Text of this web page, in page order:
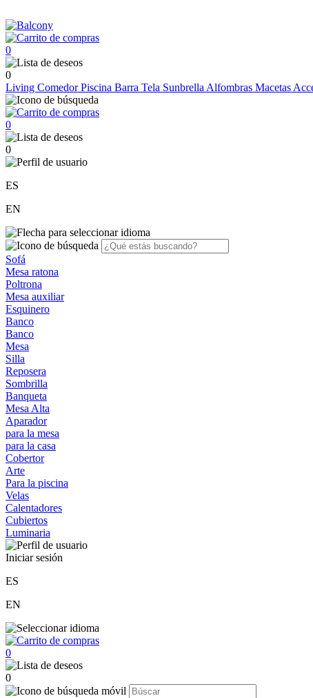
0
0
Living ComedorPiscina Barra Tela Sunbrella Alfombras Macetas
0
0
ES
EN
Sofá
Mesa ratona
Poltrona
Mesa auxiliar
Esquinero
Banco
Banco
Mesa
Silla
Reposera
Sombrilla
Banqueta
Mesa Alta
Aparador
para la mesa
para la casa
Cobertor
Arte
Para la piscina
Velas
Calentadores
Cubiertos
Luminaria
Iniciar sesión
ES
EN
0
0